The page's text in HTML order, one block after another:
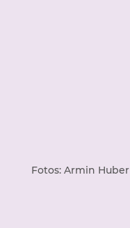
Fotos: Armin Huber